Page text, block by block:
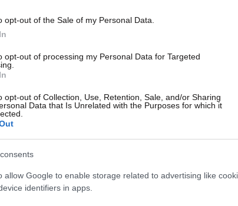
opt-out of the Sale of my Personal Data.
opt-out of processing my Personal Data for Targeted
opt-out of Collection, Use, Retention, Sale, and/or Sharing
Data that Is Unrelated with the Purposes for which it
allow Google to enable storage related to advertising like
identifiers in apps.